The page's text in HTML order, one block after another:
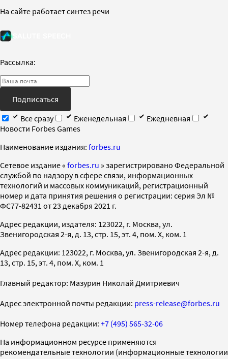
На сайте работает синтез речи
Рассылка:
Подписаться
Все сразу
Еженедельная
Ежедневная
Новости Forbes Games
Наименование издания: forbes.ru
Cетевое издание « forbes.ru » зарегистрировано Федеральной
службой по надзору в сфере связи, информационных
технологий и массовых коммуникаций, регистрационный
номер и дата принятия решения о регистрации: серия Эл №
ФС77-82431 от 23 декабря 2021 г.
Адрес редакции, издателя: 123022, г. Москва, ул.
Звенигородская 2-я, д. 13, стр. 15, эт. 4, пом. X, ком. 1
Адрес редакции: 123022, г. Москва, ул. Звенигородская 2-я, д.
13, стр. 15, эт. 4, пом. X, ком. 1
Главный редактор: Мазурин Николай Дмитриевич
Адрес электронной почты редакции: press-release@forbes.ru
Номер телефона редакции: +7 (495) 565-32-06
На информационном ресурсе применяются
рекомендательные технологии (информационные технологии